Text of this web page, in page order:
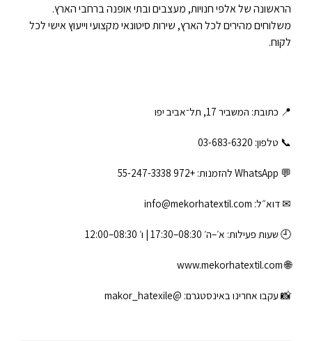
הראשונה של אלפי חנויות, מעצבים ובתי אופנה ברחבי הארץ.
משלוחים מהירים לכל הארץ, שירות סיטונאי מקצועי וייעוץ אישי לכל
לקוח.
📍 כתובת: המשביר 17, תל־אביב יפו
📞 טלפון: ‎03-683-6320
💬 WhatsApp להזמנות: +972 55-247-3338
✉ דוא״ל: info@mekorhatextil.com
🕘 שעות פעילות: א׳–ה׳ 08:30–17:30 | ו׳ 08:30–12:00
🌐
www.mekorhatextil.com
📸 עקבו אחרינו באינסטגרם: @makor_hatexile